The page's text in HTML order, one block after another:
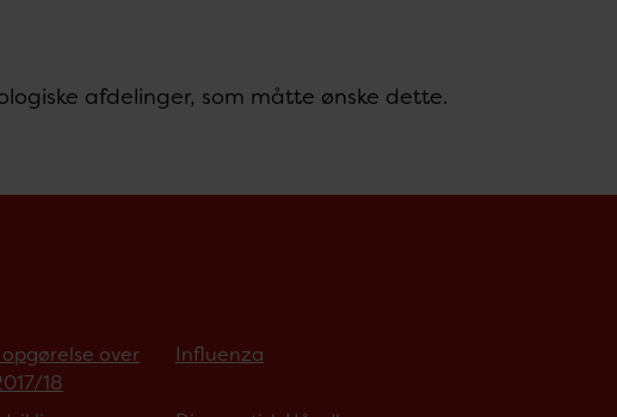
afdelinger, som måtte ønske dette.
over
18
Influenza